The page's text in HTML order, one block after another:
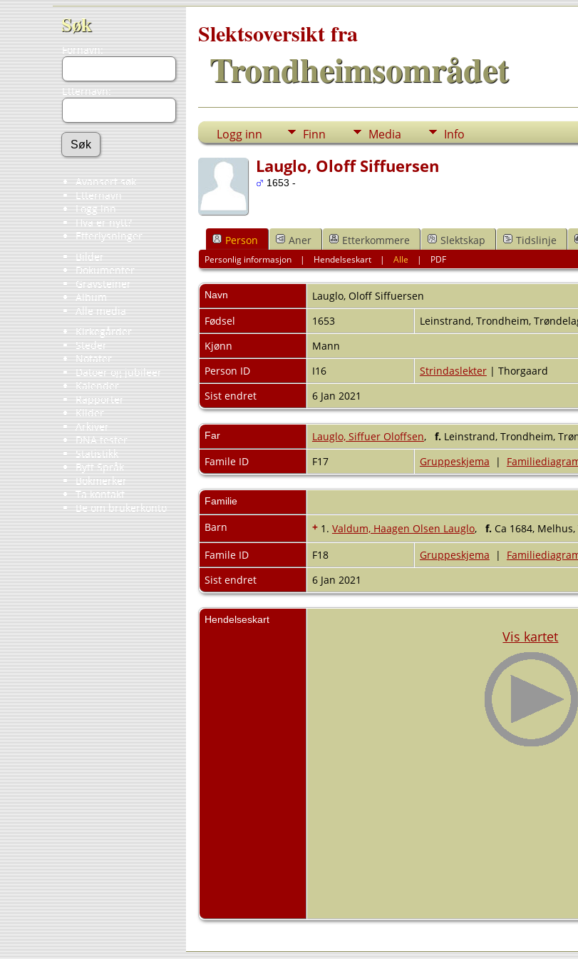
Søk
Fornavn:
Etternavn:
Avansert søk
Etternavn
Logg inn
Hva er nytt?
Etterlysninger
Bilder
Dokumenter
Gravsteiner
Album
Alle media
Kirkegårder
Steder
Notater
Datoer og jubileer
Kalender
Rapporter
Kilder
Arkiver
DNA tester
Statistikk
Bytt Språk
Bokmerker
Ta kontakt
Be om brukerkonto
Slektsoversikt fra
Trondheimsområdet
Logg inn Finn Media Info
Lauglo, Oloff Siffuersen
1653 -
Person Aner Etterkommere Slektskap Tidslinje
Personlig informasjon | Hendelseskart |Alle | PDF
Navn Lauglo, Oloff Siffuersen
Fødsel
1653
Leinstrand, Trondheim,
Kjønn
Mann
Person ID
I16 Strindaslekter| Thorgaard
Sist endret
6 Jan 2021
Far Lauglo, Siffuer Oloffsen, f. Leinstrand, Trondheim,
Famile ID
F17 Gruppeskjema |
Familie
Barn + 1. Valdum, Haagen Olsen Lauglo, f. Ca 1684,
Famile ID
F18 Gruppeskjema |
Sist endret
6 Jan 2021
Hendelseskart
Vis kartet